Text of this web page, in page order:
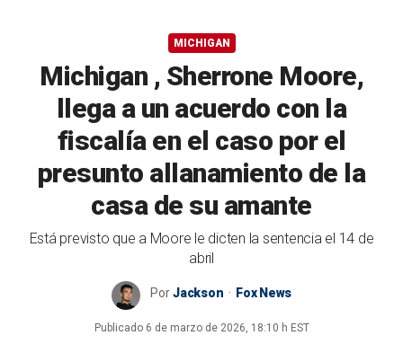
MICHIGAN
Michigan , Sherrone Moore,
llega a un acuerdo con la
fiscalía en el caso por el
presunto allanamiento de la
casa de su amante
Está previsto que a Moore le dicten la sentencia el 14 de
abril
PorJackson Fox News
Publicado 6 de marzo de 2026, 18:10 h EST